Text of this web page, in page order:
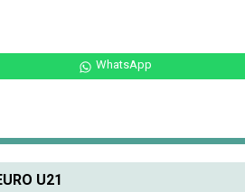
WhatsApp
U21